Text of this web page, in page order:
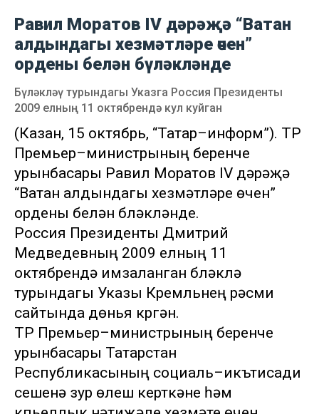
Равил Моратов IV дәрәҗә “Ватан
алдындагы хезмәтләре өчен”
ордены белән бүләкләнде
Бүләкләү турындагы Указга Россия Президенты
2009 елның 11 октябрендә кул куйган
(Казан, 15 октябрь, “Татар–информ”). ТР
Премьер–министрының беренче
урынбасары Равил Моратов IV дәрәҗә
“Ватан алдындагы хезмәтләре өчен”
ордены белән бүләкләнде.
Россия Президенты Дмитрий
Медведевның 2009 елның 11
октябрендә имзаланган бүләкләү
турындагы Указы Кремльнең рәсми
сайтында дөнья күргән.
ТР Премьер–министрының беренче
урынбасары Татарстан
Республикасының социаль–икътисади
үсешенә зур өлеш керткәне һәм